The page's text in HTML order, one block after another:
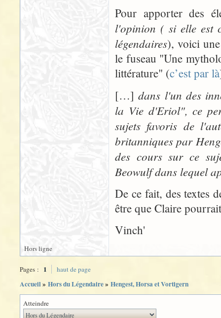
Pour apporter des
l'opinion ( si elle est
légendaires), voici
le fuseau "Une
littérature" (c’est par là
[…]dans l'un des
la Vie d'Eriol", ce
sujets favoris de
britanniques par
des cours sur ce
Beowulf dans lequel
De ce fait, des textes
être que Claire
Vinch'
Hors ligne
Pages : 1 haut de page
Accueil» Hors du Légendaire» Hengest, Horsa et Vortigern
Atteindre